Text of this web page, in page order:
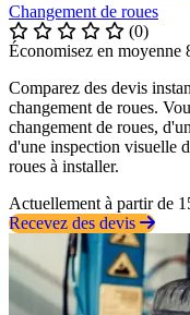
Changement de roues
(0)
Économisez en moyenne
Comparez des devis
changement de roues.
changement de roues,
d'une inspection visuelle
roues à installer.
Actuellement à partir de
Recevez des devis